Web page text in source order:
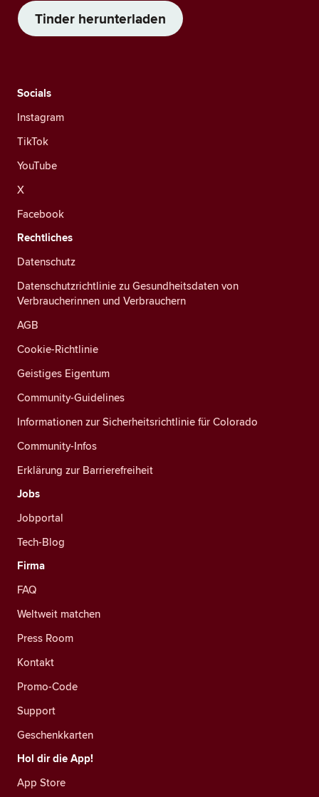
Tinder herunterladen
Socials
Instagram
TikTok
YouTube
X
Facebook
Rechtliches
Datenschutz
Datenschutzrichtlinie zu Gesundheitsdaten von
Verbraucherinnen und Verbrauchern
AGB
Cookie-Richtlinie
Geistiges Eigentum
Community-Guidelines
Informationen zur Sicherheitsrichtlinie für Colorado
Community-Infos
Erklärung zur Barrierefreiheit
Jobs
Jobportal
Tech-Blog
Firma
FAQ
Weltweit matchen
Press Room
Kontakt
Promo-Code
Support
Geschenkkarten
Hol dir die App!
App Store